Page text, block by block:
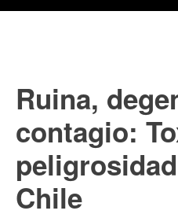
Ruina,
contagio:
Chile